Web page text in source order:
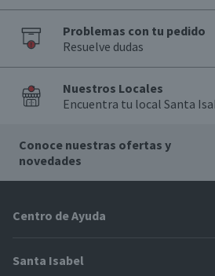
Problemas con tu pedido
Resuelve dudas
Nuestros Locales
Encuentra tu local Santa
Conoce nuestras ofertas y
novedades
Centro de Ayuda
Problemas con tu pedido
Santa Isabel